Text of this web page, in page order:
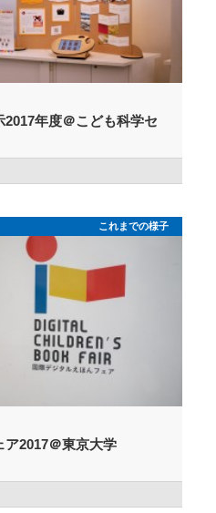
年度＠こども科学セ
これまでの様子
ア2017＠東京大学